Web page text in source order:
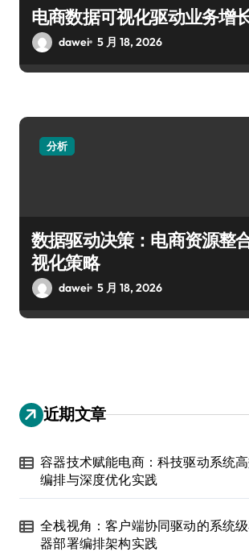
电商数据可视化驱动业务增
dawei 5 月 18, 2026
分析
数据驱动决策：电商资源整
视化策略
dawei 5 月 18, 2026
近期文章
容器技术赋能电商：科技驱动系统
编排与深度优化实践
全栈视角：客户端协同驱动的系统
器部署编排架构实践